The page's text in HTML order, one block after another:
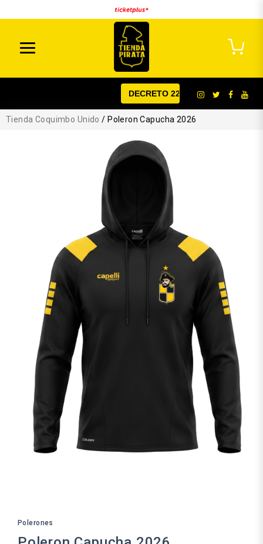
DECRETO 22
Tienda Coquimbo Unido / Poleron Capucha 2026
Polerones